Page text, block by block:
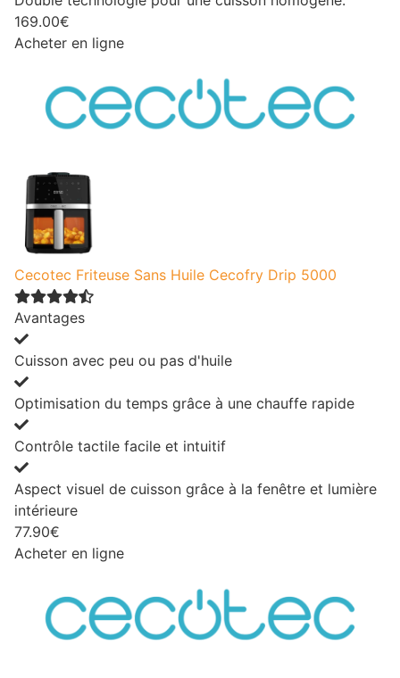
169.00€
Acheter en ligne
Cecotec Friteuse Sans Huile Cecofry Drip 5000
Avantages
Cuisson avec peu ou pas d'huile
Optimisation du temps grâce à une chauffe rapide
Contrôle tactile facile et intuitif
Aspect visuel de cuisson grâce à la fenêtre et lumière
intérieure
77.90€
Acheter en ligne